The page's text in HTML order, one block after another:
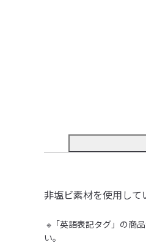
非塩ビ素材を使用して
い。